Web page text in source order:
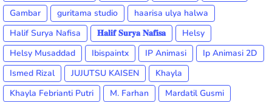
Gambar
guritama studio
haarisa ulya halwa
Halif Surya Nafisa
𝐇𝐚𝐥𝐢𝐟 𝐒𝐮𝐫𝐲𝐚 𝐍𝐚𝐟𝐢𝐬𝐚
Helsy
Helsy Musaddad
Ibispaintx IP Animasi
Ip Animasi 2D
Ismed Rizal
JUJUTSU KAISEN
Khayla
Khayla Febrianti Putri
M. Farhan
Mardatil Gusmi